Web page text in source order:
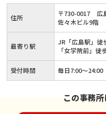
以上。経験の中で培ってきた
に合わせ、有益となる選択肢
ぐに債権者に向けて受任通知
トップしますが、支払いはそ
当事務所にご相談いただき、
ていただければ幸いです。
住所 〒730-0017
広
佐々木ビル9階
最寄り駅
JR「広島駅」徒
「女学院前」徒
受付時間 毎日7:00〜24:00
この事務